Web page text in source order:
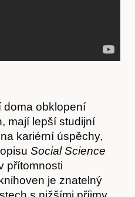
doma obklopení
mají lepší studijní
kariérní úspěchy,
Social Science
přítomnosti
je znatelný